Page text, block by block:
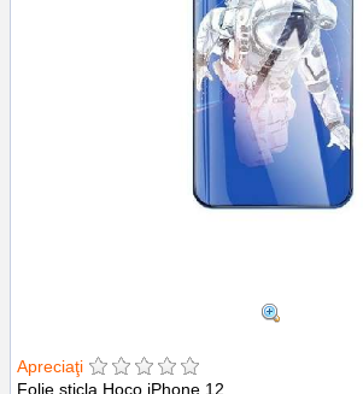
Apreciaţi
Folie sticla Hoco iPhone 12